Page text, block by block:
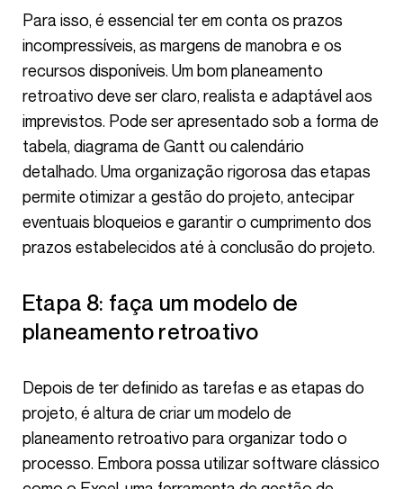
Para isso, é essencial ter em conta os prazos
incompressíveis, as margens de manobra e os
recursos disponíveis. Um bom planeamento
retroativo deve ser claro, realista e adaptável aos
imprevistos. Pode ser apresentado sob a forma de
tabela, diagrama de Gantt ou calendário
detalhado. Uma organização rigorosa das etapas
permite otimizar a gestão do projeto, antecipar
eventuais bloqueios e garantir o cumprimento dos
prazos estabelecidos até à conclusão do projeto.
Etapa 8: faça um modelo de
planeamento retroativo
Depois de ter definido as tarefas e as etapas do
projeto, é altura de criar um modelo de
planeamento retroativo para organizar todo o
processo. Embora possa utilizar software clássico